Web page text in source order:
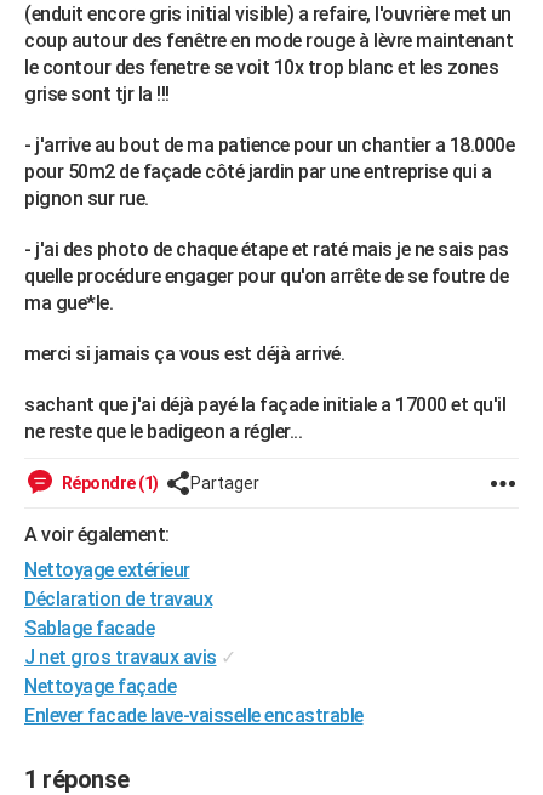
COPAINS D'AVANT
S'inscrire
Se connecter
Lycées
Collèges
Primaires
Universités
Entreprises
Service militaire
Avis de recherche
AVIS DE DÉCÈS
Bricolage
Lifestyle
Culture
SportAuto
Television
Voyage
Cinema
(enduit encore gris initial visible) a refaire, l'ouvrière met un
coup autour des fenêtre en mode rouge à lèvre maintenant
le contour des fenetre se voit 10x trop blanc et les zones
grise sont tjr la !!!
- j'arrive au bout de ma patience pour un chantier a 18.000e
pour 50m2 de façade côté jardin par une entreprise qui a
pignon sur rue.
- j'ai des photo de chaque étape et raté mais je ne sais pas
quelle procédure engager pour qu'on arrête de se foutre de
ma gue*le.
merci si jamais ça vous est déjà arrivé.
sachant que j'ai déjà payé la façade initiale a 17000 et qu'il
ne reste que le badigeon a régler...
Répondre (1) Partager
A voir également:
Nettoyage extérieur
Déclaration de travaux
Sablage facade
J net gros travaux avis ✓
Nettoyage façade
Enlever facade lave-vaisselle encastrable
1 réponse